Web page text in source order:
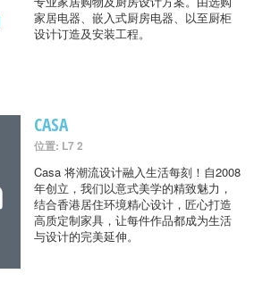
家居电器、嵌入式厨房电器、以至厨柜
设计订造及安装工程。
CASA
位置: L7 2
Casa 将潮流设计融入生活每刻！自2008
年创立，我们以意式美学的精致魅力，
结合香港居住环境精心设计，匠心打造
高质定制家具，让每件作品都成为生活
与设计的完美延伸。